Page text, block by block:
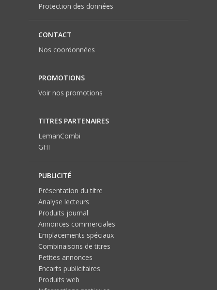
Protection des données
CONTACT
Nos coordonnées
PROMOTIONS
Voir nos promotions
TITRES PARTENAIRES
LemanCombi
GHI
PUBLICITÉ
Présentation du titre
Analyse lecteurs
Produits journal
Annonces commerciales
Emplacements spéciaux
Combinaisons de titres
Petites annonces
Encarts publicitaires
Produits web